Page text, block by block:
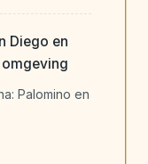
Diego en
Palomino en